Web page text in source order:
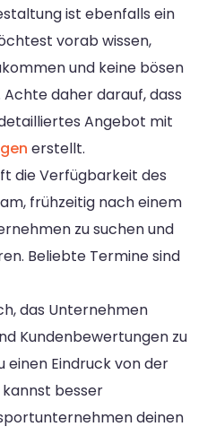
ist ebenfalls ein
vorab wissen,
und keine bösen
daher darauf, dass
Angebot mit
erstellt.
die Verfügbarkeit des
frühzeitig nach einem
zu suchen und
Beliebte Termine sind
das Unternehmen
Kundenbewertungen zu
einen Eindruck von der
kannst besser
deinen